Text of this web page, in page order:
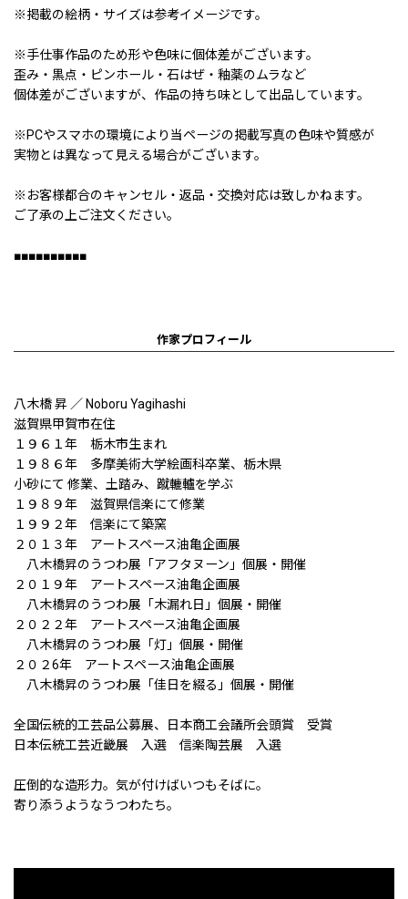
※掲載の絵柄・サイズは参考イメージです。
※手仕事作品のため形や色味に個体差がございます。
歪み・黒点・ピンホール・石はぜ・釉薬のムラなど
個体差がございますが、作品の持ち味として出品しています。
※PCやスマホの環境により当ページの掲載写真の色味や質感が
実物とは異なって見える場合がございます。
※お客様都合のキャンセル・返品・交換対応は致しかねます。
ご了承の上ご注文ください。
■■■■■■■■■■
作家プロフィール
八木橋 昇 ／ Noboru Yagihashi
滋賀県甲賀市在住
１９６１年 栃木市生まれ
１９８６年 多摩美術大学絵画科卒業、栃木県
小砂にて 修業、土踏み、蹴轆轤を学ぶ
１９８９年 滋賀県信楽にて修業
１９９２年 信楽にて築窯
２０１３年 アートスペース油亀企画展
八木橋昇のうつわ展「アフタヌーン」個展・開催
２０１９年 アートスペース油亀企画展
八木橋昇のうつわ展「木漏れ日」個展・開催
２０２２年 アートスペース油亀企画展
八木橋昇のうつわ展「灯」個展・開催
２０２6年 アートスペース油亀企画展
八木橋昇のうつわ展「佳日を綴る」個展・開催
全国伝統的工芸品公募展、日本商工会議所会頭賞 受賞
日本伝統工芸近畿展 入選 信楽陶芸展 入選
圧倒的な造形力。気が付けばいつもそばに。
寄り添うようなうつわたち。